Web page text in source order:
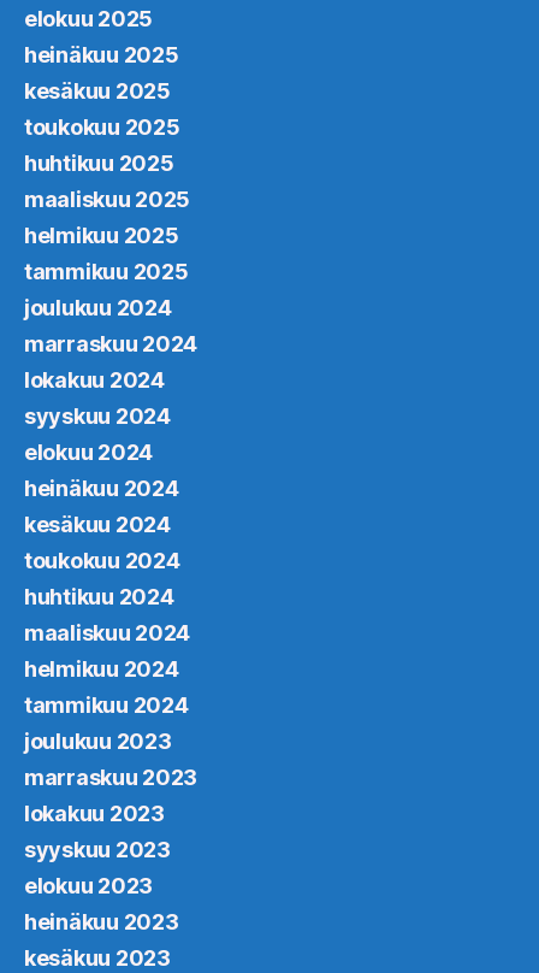
elokuu 2025
heinäkuu 2025
kesäkuu 2025
toukokuu 2025
huhtikuu 2025
maaliskuu 2025
helmikuu 2025
tammikuu 2025
joulukuu 2024
marraskuu 2024
lokakuu 2024
syyskuu 2024
elokuu 2024
heinäkuu 2024
kesäkuu 2024
toukokuu 2024
huhtikuu 2024
maaliskuu 2024
helmikuu 2024
tammikuu 2024
joulukuu 2023
marraskuu 2023
lokakuu 2023
syyskuu 2023
elokuu 2023
heinäkuu 2023
kesäkuu 2023